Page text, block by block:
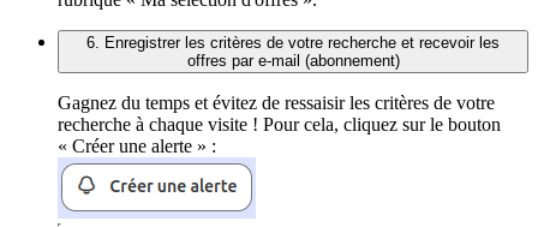
6. Enregistrer les critères de votre recherche et recevoir les
offres par e-mail (abonnement)
Gagnez du temps et évitez de ressaisir les critères de votre
recherche à chaque visite ! Pour cela, cliquez sur le bouton
« Créer une alerte » :